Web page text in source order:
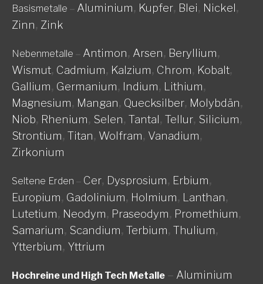
Basismetalle – Aluminium, Kupfer, Blei, Nickel,
Zinn, Zink
Nebenmetalle – Antimon, Arsen, Beryllium,
Wismut, Cadmium, Kalzium, Chrom, Kobalt,
Gallium, Germanium, Indium, Lithium,
Magnesium, Mangan, Quecksilber, Molybdän,
Niob, Rhenium, Selen, Tantal, Tellur, Silicium,
Strontium, Titan, Wolfram, Vanadium,
Zirkonium
Seltene Erden – Cer, Dysprosium, Erbium,
Europium, Gadolinium, Holmium, Lanthan,
Lutetium, Neodym, Praseodym, Promethium,
Samarium, Scandium, Terbium, Thulium,
Ytterbium, Yttrium
Hochreine und High Tech Metalle – Aluminium